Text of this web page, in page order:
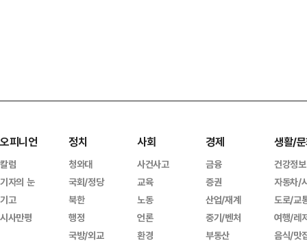
오피니언
칼럼
기자의 눈
기고
시사만평
정치
청와대
국회/정당
북한
행정
국방/외교
사회
사건사고
교육
노동
언론
환경
경제
금융
증권
산업/재계
중기/벤처
부동산
생활/
건강정보
자동차/
도로/교
여행/레
음식/맛